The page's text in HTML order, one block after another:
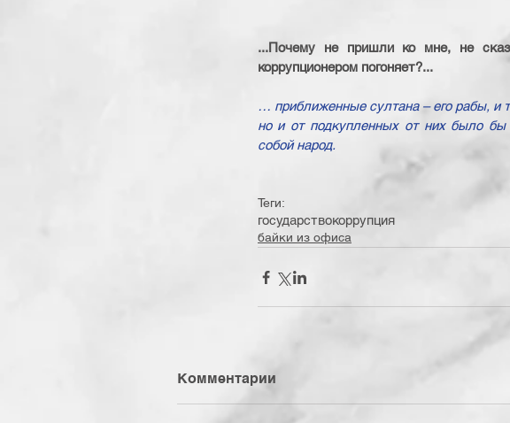
...Почему не пришли ко мне, не
коррупционером погоняет?...
… приближенные султана – его рабы, и
но и от подкупленных от них было бы
собой народ.
Теги:
государствокоррупция
байки из офиса
Комментарии